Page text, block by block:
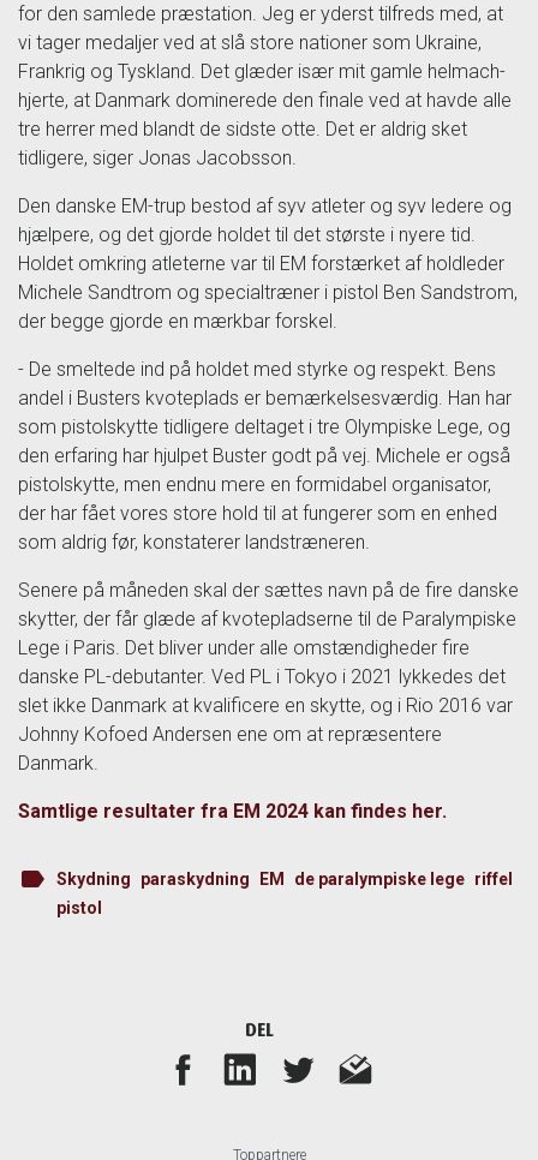
Toppartnere
for den samlede præstation. Jeg er yderst tilfreds med, at
vi tager medaljer ved at slå store nationer som Ukraine,
Frankrig og Tyskland. Det glæder især mit gamle helmach-
hjerte, at Danmark dominerede den finale ved at havde alle
tre herrer med blandt de sidste otte. Det er aldrig sket
tidligere, siger Jonas Jacobsson.
Den danske EM-trup bestod af syv atleter og syv ledere og
hjælpere, og det gjorde holdet til det største i nyere tid.
Holdet omkring atleterne var til EM forstærket af holdleder
Michele Sandtrom og specialtræner i pistol Ben Sandstrom,
der begge gjorde en mærkbar forskel.
- De smeltede ind på holdet med styrke og respekt. Bens
andel i Busters kvoteplads er bemærkelsesværdig. Han har
som pistolskytte tidligere deltaget i tre Olympiske Lege, og
den erfaring har hjulpet Buster godt på vej. Michele er også
pistolskytte, men endnu mere en formidabel organisator,
der har fået vores store hold til at fungerer som en enhed
som aldrig før, konstaterer landstræneren.
Senere på måneden skal der sættes navn på de fire danske
skytter, der får glæde af kvotepladserne til de Paralympiske
Lege i Paris. Det bliver under alle omstændigheder fire
danske PL-debutanter. Ved PL i Tokyo i 2021 lykkedes det
slet ikke Danmark at kvalificere en skytte, og i Rio 2016 var
Johnny Kofoed Andersen ene om at repræsentere
Danmark.
Samtlige resultater fra EM 2024 kan findes her.
label Skydning paraskydning EM de paralympiske lege riffel
pistol
DEL